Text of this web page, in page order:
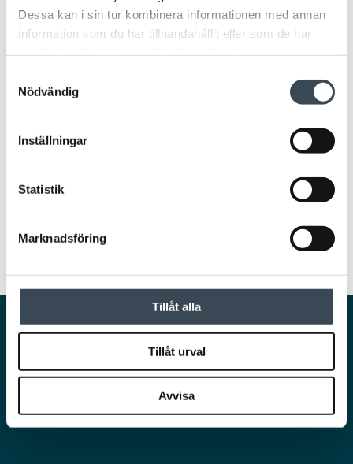
Dessa kan i sin tur kombinera informationen med annan
information som du har tillhandahållit eller som de har
Nödvändig
Inställningar
Statistik
Marknadsföring
Tillåt alla
Tillåt urval
Avvisa
Smarta och säkra lösningar för en trygg och